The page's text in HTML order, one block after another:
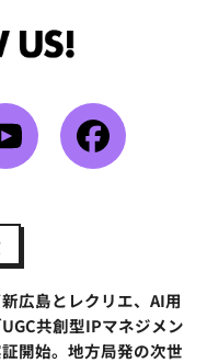
広島とレクリエ、AI用
共創型IPマネジメン
証開始。地方局発の次世